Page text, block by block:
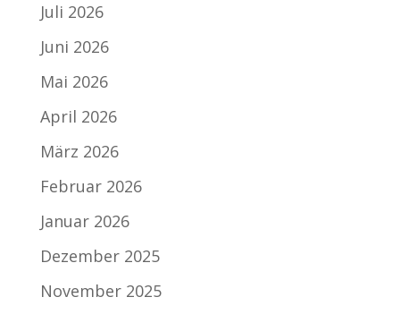
Juli 2026
Juni 2026
Mai 2026
April 2026
März 2026
Februar 2026
Januar 2026
Dezember 2025
November 2025